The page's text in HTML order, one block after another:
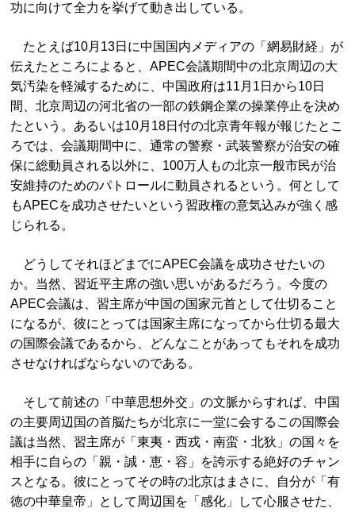
功に向けて全力を挙げて動き出している。
たとえば10月13日に中国国内メディアの「網易財経」が
伝えたところによると、APEC会議期間中の北京周辺の大
気汚染を軽減するために、中国政府は11月1日から10日
間、北京周辺の河北省の一部の鉄鋼企業の操業停止を決め
たという。あるいは10月18日付の北京青年報が報じたとこ
ろでは、会議期間中に、通常の警察・武装警察が治安の確
保に総動員される以外に、100万人もの北京一般市民が治
安維持のためのパトロールに動員されるという。何として
もAPECを成功させたいという習政権の意気込みが強く感
じられる。
どうしてそれほどまでにAPEC会議を成功させたいの
か。当然、習近平主席の強い思いがあるだろう。今度の
APEC会議は、習主席が中国の国家元首として仕切ること
になるが、彼にとっては国家主席になってから仕切る最大
の国際会議であるから、どんなことがあってもそれを成功
させなければならないのである。
そして前述の「中華思想外交」の文脈からすれば、中国
の主要周辺国の首脳たちが北京に一堂に会するこの国際会
議は当然、習主席が「東夷・西戎・南蛮・北狄」の国々を
相手に自らの「親・誠・恵・容」を誇示する絶好のチャン
スとなる。彼にとってその時の北京はまさに、自分が「有
徳の中華皇帝」として周辺国を「感化」して心服させた、